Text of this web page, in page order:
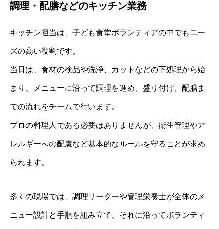
調理・配膳などのキッチン業務
キッチン担当は、子ども食堂ボランティアの中でもニー
ズの高い役割です。
当日は、食材の検品や洗浄、カットなどの下処理から始
まり、メニューに沿って調理を進め、盛り付け、配膳ま
での流れをチームで行います。
プロの料理人である必要はありませんが、衛生管理やア
レルギーへの配慮など基本的なルールを守ることが求め
られます。
多くの現場では、調理リーダーや管理栄養士が全体のメ
ニュー設計と手順を組み立て、それに沿ってボランティ